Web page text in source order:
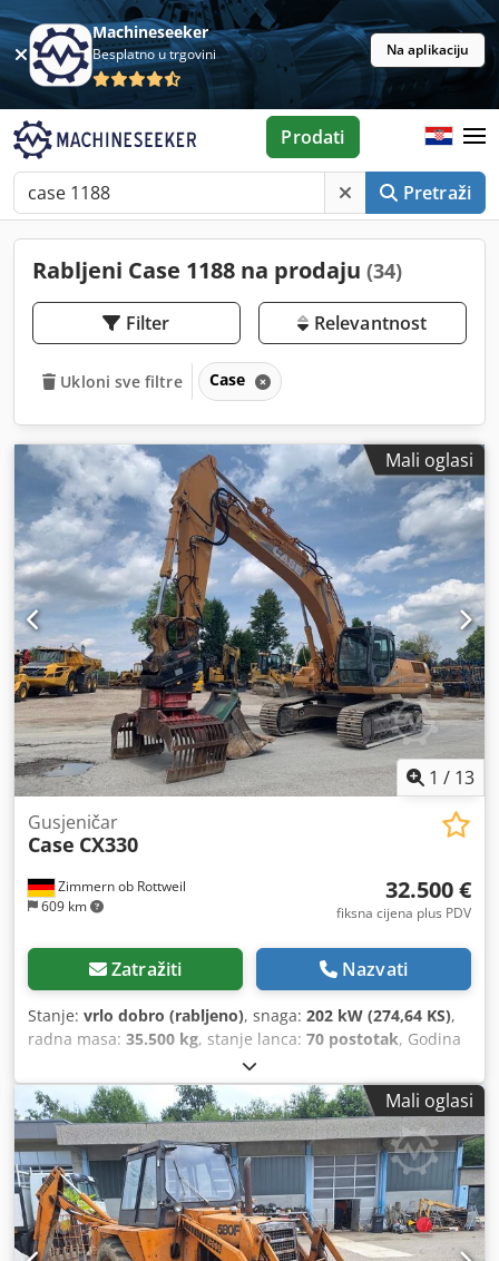
Machineseeker
Besplatno u trgovini Na aplikaciju
Pretraži
Prodati
Rabljeni Case 1188 na prodaju (34)
Filter Relevantnost
Ukloni sve filtre Case
Mali oglasi
1 / 13
Zimmern ob Rottweil
609 km
Gusjeničar
Case CX330
32.500 €
fiksna cijena plus PDV
Zatražiti Nazvati
Stanje: vrlo dobro (rabljeno), snaga: 202 kW (274,64 KS),
radna masa: 35.500 kg, stanje lanca: 70 postotak, Godina
, radni sati:9.139 h
uređaj, CASE CX330 Godina proizvodnje: 2006. Radni sati:
9.139 sati. Zatvorena kabina Klimatizacija Radio Centralno
podmazivanje Standardna ruka Dužina ruke: 3,30 m
Kompletna hidraulička instalacija (za čekić, grablju, škare)
Brzi priključak OQ80 1 x lopata – širina 800 mm 1 x grablja
– ispravna, potrebno je popravljanje Podvozje u stanju od
cca 70% Dcjdpfx Akezp Rm Rokok Podne ploče, širina 600
mm Isuzu motor, snage 202 kW CE oznaka Dimenzije za
Mali oglasi